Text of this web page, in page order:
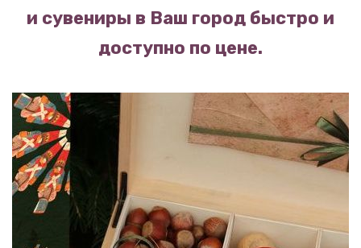
и сувениры в Ваш город быстро и
доступно по цене.